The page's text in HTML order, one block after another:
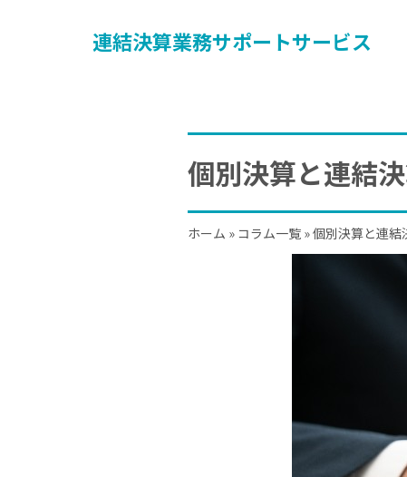
連結決算業務サポートサービス
個別決算と連結
ホーム » コラム一覧 »個別決算と連結